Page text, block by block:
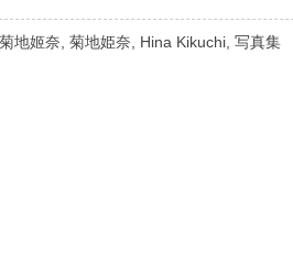
菊地姬奈, 菊地姫奈, Hina Kikuchi, 写真集